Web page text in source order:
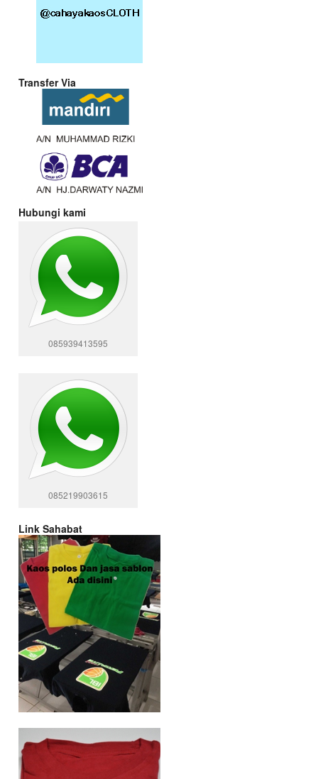
Transfer Via
Hubungi kami
085939413595
085219903615
Link Sahabat